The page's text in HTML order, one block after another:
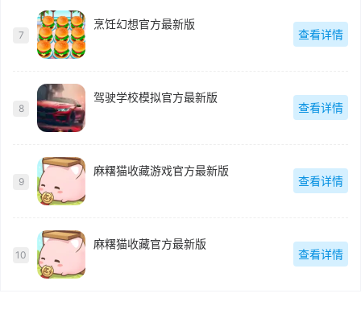
7
烹饪幻想官方最新版
查看详情
8
驾驶学校模拟官方最新版
查看详情
9
麻糬猫收藏游戏官方最新版
查看详情
10
麻糬猫收藏官方最新版
查看详情